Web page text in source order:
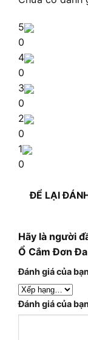
5
0
4
0
3
0
2
0
1
0
ĐỂ LẠI
Hãy là người
Ổ Cắm Đơn Đa
Đánh giá của bạn
Đánh giá của bạn